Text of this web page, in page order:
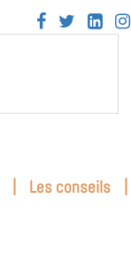
   
| Les conseils |